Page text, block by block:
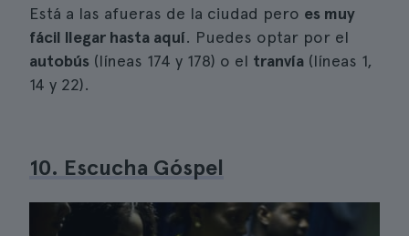
Está a las afueras de la ciudad pero es muy
fácil llegar hasta aquí. Puedes optar por el
autobús (líneas 174 y 178) o el tranvía (líneas 1,
14 y 22).
10. Escucha Góspel